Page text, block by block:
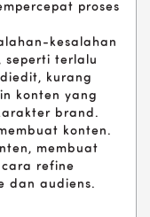
proses
kesalahan
seperti terlalu
kurang
konten yang
brand.
konten.
membuat
refine
dan audiens.